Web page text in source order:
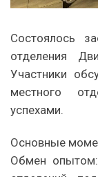
Состоялось
отделения
Участники
местного
успехами.
Основные
Обмен